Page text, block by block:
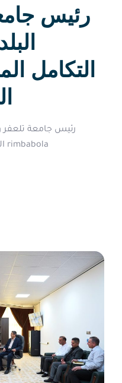
رئيس
التكامل
رئيس جامعة تلعفر
المؤسسي لخدمة المجتمع المحلي rimbabola